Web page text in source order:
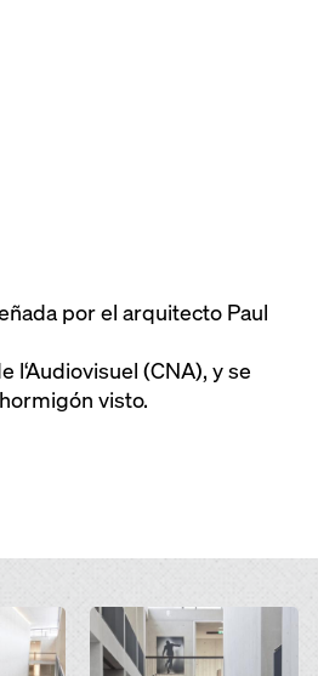
por el arquitecto Paul
(CNA), y se
visto.
Open